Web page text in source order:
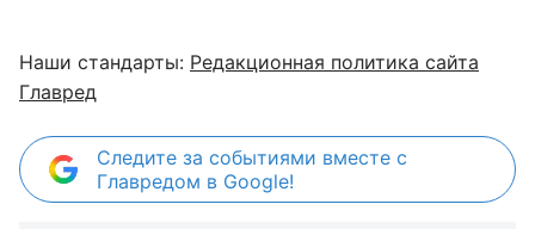
Наши стандарты: Редакционная политика сайта
Главред
Следите за событиями вместе с
Главредом в Google!